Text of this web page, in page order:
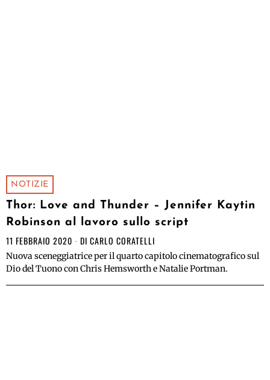
NOTIZIE
Thor: Love and Thunder – Jennifer Kaytin
Robinson al lavoro sullo script
11 FEBBRAIO 2020 DI CARLO CORATELLI
Nuova sceneggiatrice per il quarto capitolo cinematografico sul
Dio del Tuono con Chris Hemsworth e Natalie Portman.